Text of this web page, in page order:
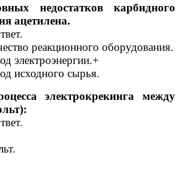
недостатков карбидного
ацетилена.
реакционного оборудования.
электроэнергии.+
исходного сырья.
электрокрекинга между